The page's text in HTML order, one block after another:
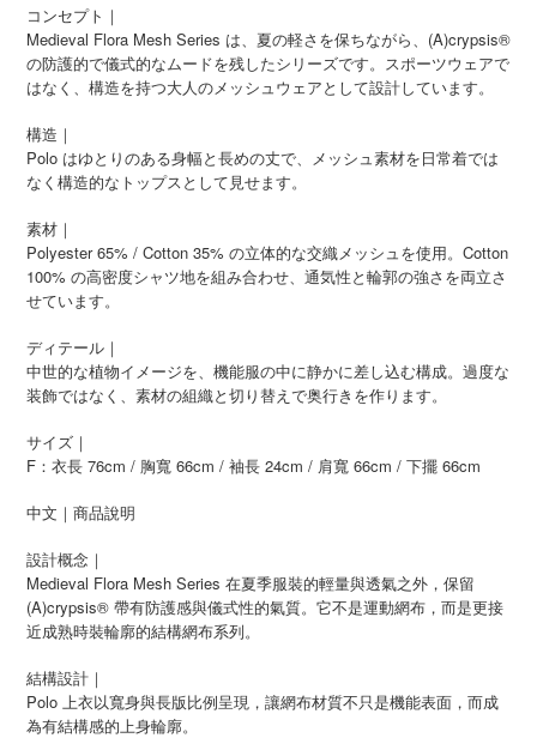
コンセプト｜
Medieval Flora Mesh Series は、夏の軽さを保ちながら、(A)crypsis®
の防護的で儀式的なムードを残したシリーズです。スポーツウェアで
はなく、構造を持つ大人のメッシュウェアとして設計しています。
構造｜
Polo はゆとりのある身幅と長めの丈で、メッシュ素材を日常着では
なく構造的なトップスとして見せます。
素材｜
Polyester 65% / Cotton 35% の立体的な交織メッシュを使用。Cotton
100% の高密度シャツ地を組み合わせ、通気性と輪郭の強さを両立さ
せています。
ディテール｜
中世的な植物イメージを、機能服の中に静かに差し込む構成。過度な
装飾ではなく、素材の組織と切り替えで奥行きを作ります。
サイズ｜
F：衣長 76cm / 胸寬 66cm / 袖長 24cm / 肩寬 66cm / 下擺 66cm
中文｜商品說明
設計概念｜
Medieval Flora Mesh Series 在夏季服裝的輕量與透氣之外，保留
(A)crypsis® 帶有防護感與儀式性的氣質。它不是運動網布，而是更接
近成熟時裝輪廓的結構網布系列。
結構設計｜
Polo 上衣以寬身與長版比例呈現，讓網布材質不只是機能表面，而成
為有結構感的上身輪廓。